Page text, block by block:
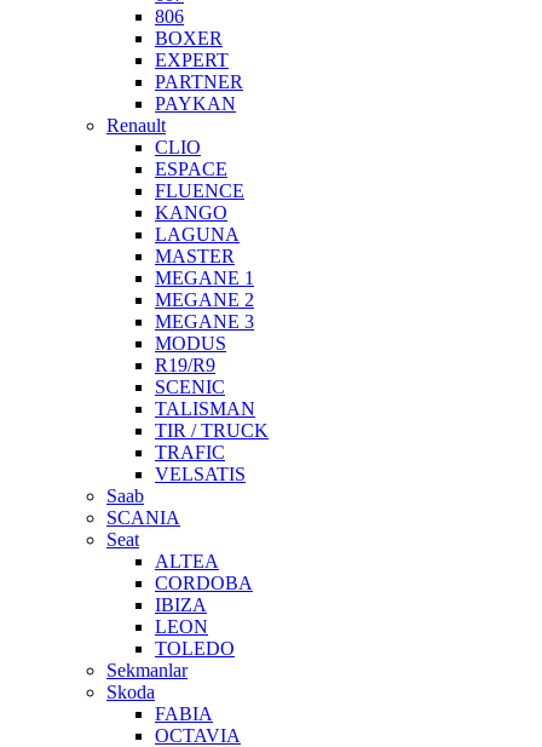
806
BOXER
EXPERT
PARTNER
PAYKAN
Renault
CLIO
ESPACE
FLUENCE
KANGO
LAGUNA
MASTER
MEGANE 1
MEGANE 2
MEGANE 3
MODUS
R19/R9
SCENIC
TALISMAN
TIR / TRUCK
TRAFIC
VELSATIS
Saab
SCANIA
Seat
ALTEA
CORDOBA
IBIZA
LEON
TOLEDO
Sekmanlar
Skoda
FABIA
OCTAVIA